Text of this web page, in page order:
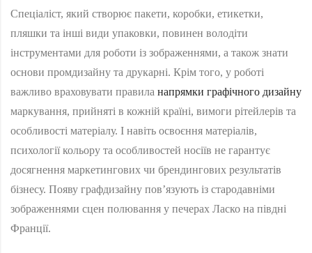
Спеціаліст, який створює пакети, коробки, етикетки,
пляшки та інші види упаковки, повинен володіти
інструментами для роботи із зображеннями, а також знати
основи промдизайну та друкарні. Крім того, у роботі
важливо враховувати правила напрямки графічного дизайну
маркування, прийняті в кожній країні, вимоги рітейлерів та
особливості матеріалу. І навіть освоєння матеріалів,
психології кольору та особливостей носіїв не гарантує
досягнення маркетингових чи брендингових результатів
бізнесу. Появу графдизайну пов’язують із стародавніми
зображеннями сцен полювання у печерах Ласко на півдні
Франції.